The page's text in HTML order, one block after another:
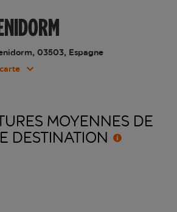
03503, Espagne
MOYENNES DE
DESTINATION